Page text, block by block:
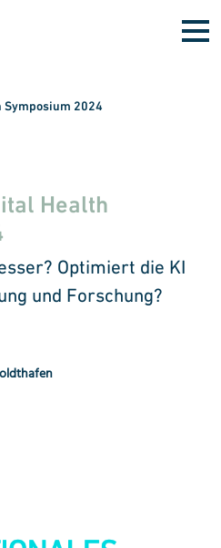
Symposium 2024
Health
Optimiert die KI
und Forschung?